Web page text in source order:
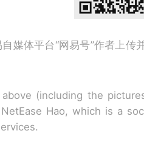
媒体平台“网易号”作者上传
(including the
Hao, which is a